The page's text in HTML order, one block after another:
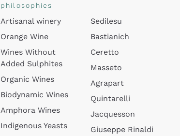
philosophies
Artisanal winery
Orange Wine
Wines Without
Added Sulphites
Organic Wines
Biodynamic Wines
Amphora Wines
Indigenous Yeasts
Sedilesu
Bastianich
Ceretto
Masseto
Agrapart
Quintarelli
Jacquesson
Giuseppe Rinaldi